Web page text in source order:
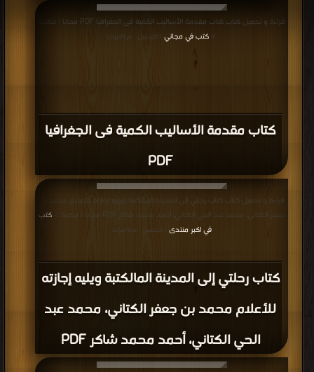
كتاب مقدمة الأساليب الكمية فى الجغرافيا
PDF
قراءة و تحميل كتاب كتاب مقدمة الأساليب الكمية فى الجغرافيا PDF مجانا | مكتبة
> كتب في مجاني | التحميل : مرة/مرات
كتاب رحلتي إلى المدينة المالكتبة ويليه إجازته
للأعلام محمد بن جعفر الكتاني، محمد عبد
الحي الكتاني، أحمد محمد شاكر PDF
قراءة و تحميل كتاب كتاب رحلتي إلى المدينة المالكتبة ويليه إجازته للأعلام محمد بن
جعفر الكتاني، محمد عبد الحي الكتاني، أحمد محمد شاكر PDF مجانا | مكتبة >
كتب
في اكبر منتدى
| التحميل : مرة/مرات